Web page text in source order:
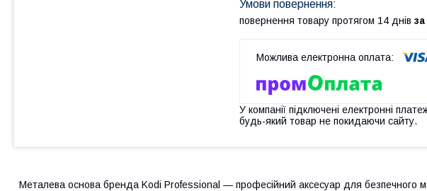
повернення товару протягом 14 днів
У компанії підключені електронні
будь-який товар не покидаючи сайту.
Металева основа бренда Kodi Professional — професійний аксесуар для безпечного